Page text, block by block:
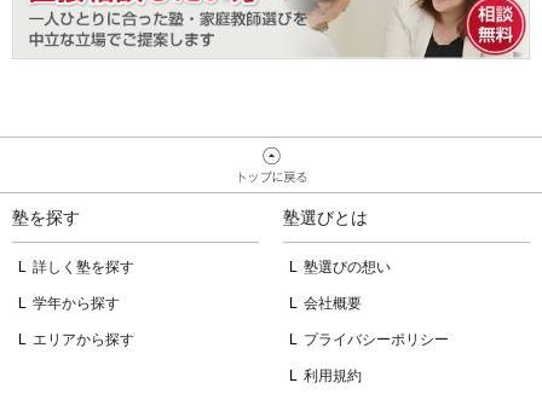
塾を探す
詳しく塾を探す
学年から探す
エリアから探す
塾選びとは
塾選びの想い
会社概要
プライバシーポリシー
利用規約